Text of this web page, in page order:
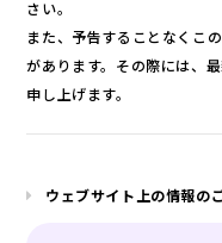
さい。
また、予告することなくこ
があります。その際には、
申し上げます。
ウェブサイト上の情報の